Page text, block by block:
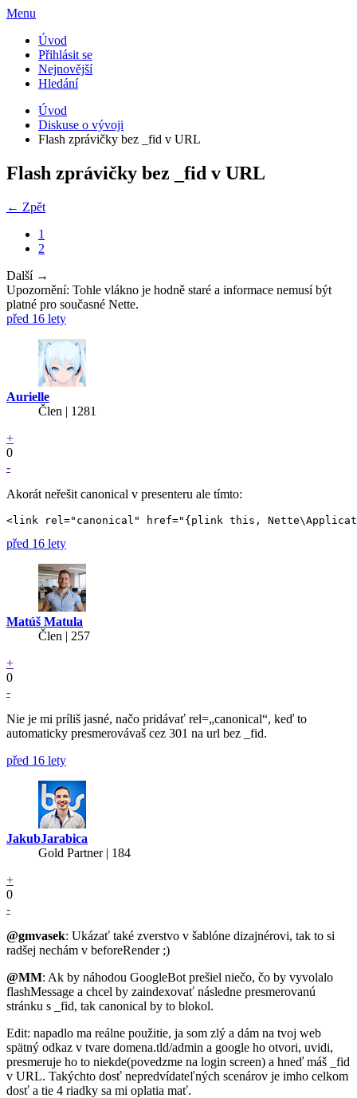
Menu
Úvod
Přihlásit se
Nejnovější
Hledání
Úvod
Diskuse o vývoji
Flash zprávičky bez _fid v URL
Flash zprávičky bez _fid v URL
← Zpět
1
2
Další →
Upozornění: Tohle vlákno je hodně staré a informace nemusí být
platné pro současné Nette.
před 16 lety
Aurielle
Člen | 1281
+
0
-
Akorát neřešit canonical v presenteru ale tímto:
před 16 lety
Matúš Matula
Člen | 257
+
0
-
Nie je mi príliš jasné, načo pridávať rel=„canonical“, keď to
automaticky presmerovávaš cez 301 na url bez _fid.
před 16 lety
JakubJarabica
Gold Partner| 184
+
0
-
@gmvasek: Ukázať také zverstvo v šablóne dizajnérovi, tak to si
radšej nechám v beforeRender ;)
@MM: Ak by náhodou GoogleBot prešiel niečo, čo by vyvolalo
flashMessage a chcel by zaindexovať následne presmerovanú
stránku s _fid, tak canonical by to blokol.
Edit: napadlo ma reálne použitie, ja som zlý a dám na tvoj web
spätný odkaz v tvare domena.tld/admin a google ho otvori, uvidi,
presmeruje ho to niekde(povedzme na login screen) a hneď máš _fid
v URL. Takýchto dosť nepredvídateľných scenárov je imho celkom
dosť a tie 4 riadky sa mi oplatia mať.